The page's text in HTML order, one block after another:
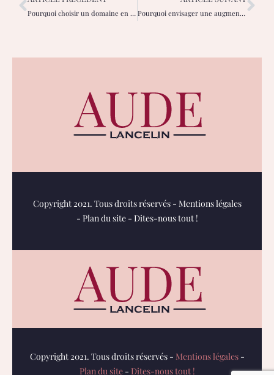
Pourquoi choisir un domaine en Normandie pour votre mariage ? Pourquoi envisager une augmentation mammaire à Marseille
Copyright 2021. Tous droits réservés - Mentions légales
- Plan du site- Dites-nous tout !
Copyright 2021. Tous droits réservés - Mentions légales-
Plan du site- Dites-nous tout !